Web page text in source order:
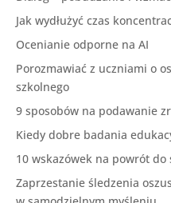
Jak wydłużyć czas
Ocenianie odporne na AI
Porozmawiać z uczniami o
szkolnego
9 sposobów na podawanie
Kiedy dobre badania
10 wskazówek na powrót do
Zaprzestanie śledzenia